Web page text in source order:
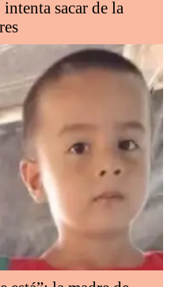
sacar de la